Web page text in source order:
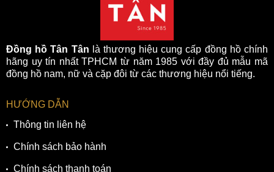
Đồng hồ Tân Tân là thương hiệu cung cấp đồng hồ chính
hãng uy tín nhất TPHCM từ năm 1985 với đầy đủ mẫu mã
đồng hồ nam, nữ và cặp đôi từ các thương hiệu nổi tiếng.
HƯỚNG DẪN
Thông tin liên hệ
Chính sách bảo hành
Chính sách thanh toán